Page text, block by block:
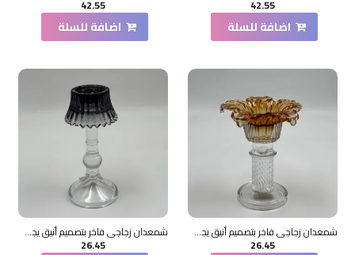
42.55
اضافة للسلة
42.55
اضافة للسلة
شمعدان زجاجي فاخر بتصميم أنيق يجمع بين الطابع الكلاسيكي واللمسات العصرية15×11×11سم
26.45
شمعدان زجاجي فاخر بتصميم أنيق يجمع بين الطابع الكلاسيكي واللمسات العصرية18×5×5سم
26.45